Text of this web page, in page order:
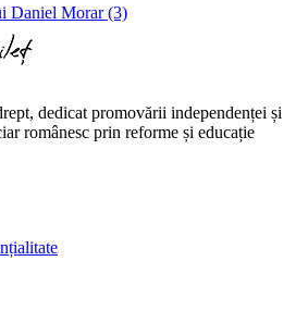
Daniel Morar (3)
dedicat promovării independenței și
românesc prin reforme și educație